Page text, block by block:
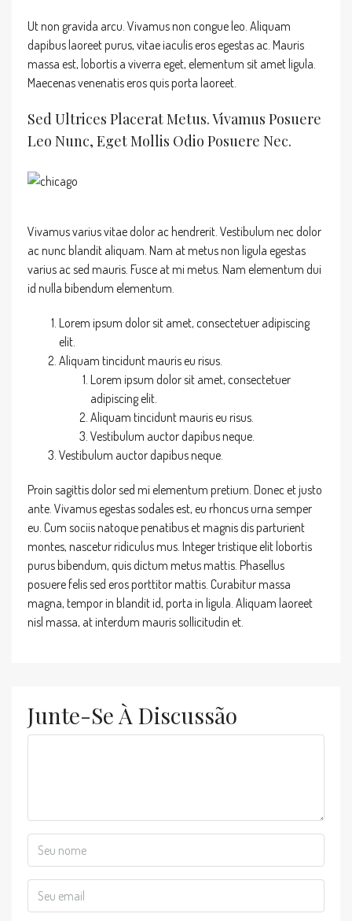
Ut non gravida arcu. Vivamus non congue leo. Aliquam
dapibus laoreet purus, vitae iaculis eros egestas ac. Mauris
massa est, lobortis a viverra eget, elementum sit amet ligula.
Maecenas venenatis eros quis porta laoreet.
Sed Ultrices Placerat Metus. Vivamus Posuere
Leo Nunc, Eget Mollis Odio Posuere Nec.
Vivamus varius vitae dolor ac hendrerit. Vestibulum nec dolor
ac nunc blandit aliquam. Nam at metus non ligula egestas
varius ac sed mauris. Fusce at mi metus. Nam elementum dui
id nulla bibendum elementum.
Lorem ipsum dolor sit amet, consectetuer adipiscing
elit.
Aliquam tincidunt mauris eu risus.
Lorem ipsum dolor sit amet, consectetuer
adipiscing elit.
Aliquam tincidunt mauris eu risus.
Vestibulum auctor dapibus neque.
Vestibulum auctor dapibus neque.
Proin sagittis dolor sed mi elementum pretium. Donec et justo
ante. Vivamus egestas sodales est, eu rhoncus urna semper
eu. Cum sociis natoque penatibus et magnis dis parturient
montes, nascetur ridiculus mus. Integer tristique elit lobortis
purus bibendum, quis dictum metus mattis. Phasellus
posuere felis sed eros porttitor mattis. Curabitur massa
magna, tempor in blandit id, porta in ligula. Aliquam laoreet
nisl massa, at interdum mauris sollicitudin et.
Junte-Se À Discussão